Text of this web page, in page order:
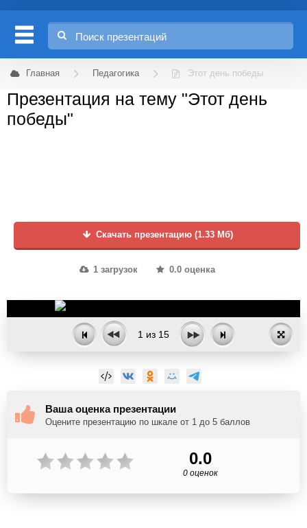
Главная Педагогика Этот день победы
Презентация на тему "Этот день
победы"
Скачать презентацию (1.33 Мб)
1 загрузок 0.0 оценка
1 из 15
Ваша оценка презентации
Оцените презентацию по шкале от 1 до 5 баллов
0.0
0 оценок